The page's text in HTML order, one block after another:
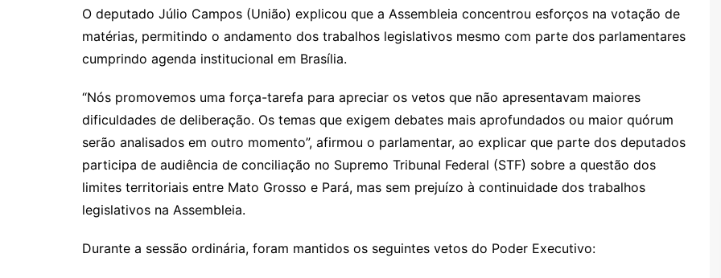
O deputado Júlio Campos (União) explicou que a Assembleia concentrou esforços na votação de
matérias, permitindo o andamento dos trabalhos legislativos mesmo com parte dos parlamentares
cumprindo agenda institucional em Brasília.
“Nós promovemos uma força-tarefa para apreciar os vetos que não apresentavam maiores
dificuldades de deliberação. Os temas que exigem debates mais aprofundados ou maior quórum
serão analisados em outro momento”, afirmou o parlamentar, ao explicar que parte dos deputados
participa de audiência de conciliação no Supremo Tribunal Federal (STF) sobre a questão dos
limites territoriais entre Mato Grosso e Pará, mas sem prejuízo à continuidade dos trabalhos
legislativos na Assembleia.
Durante a sessão ordinária, foram mantidos os seguintes vetos do Poder Executivo: